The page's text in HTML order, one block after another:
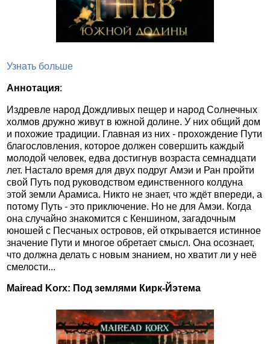
Узнать больше
Аннотация:
Издревле народ Дождливых пещер и народ Солнечных
холмов дружно живут в южной долине. У них общий дом
и похожие традиции. Главная из них - прохождение Пути
благословления, которое должен совершить каждый
молодой человек, едва достигнув возраста семнадцати
лет. Настало время для двух подруг Амэи и Ран пройти
свой Путь под руководством единственного колдуна
этой земли Арамиса. Никто не знает, что ждёт впереди, а
потому Путь - это приключение. Но не для Амэи. Когда
она случайно знакомится с Кеншином, загадочным
юношей с Песчаных островов, ей открывается истинное
значение Пути и многое обретает смысл. Она осознает,
что должна делать с новым знанием, но хватит ли у неё
смелости...
Mairead Korx: Под землями Кирк-Йэтема